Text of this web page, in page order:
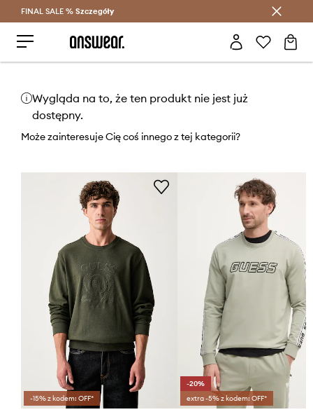
Oszczędzaj z Answear Club >
FINAL SALE % Szczegóły
Wygląda na to, że ten produkt nie jest już
dostępny.
Może zainteresuje Cię coś innego z tej kategorii?
-15% z kodem: OFF*
-20%
extra -5% z kodem: OFF*